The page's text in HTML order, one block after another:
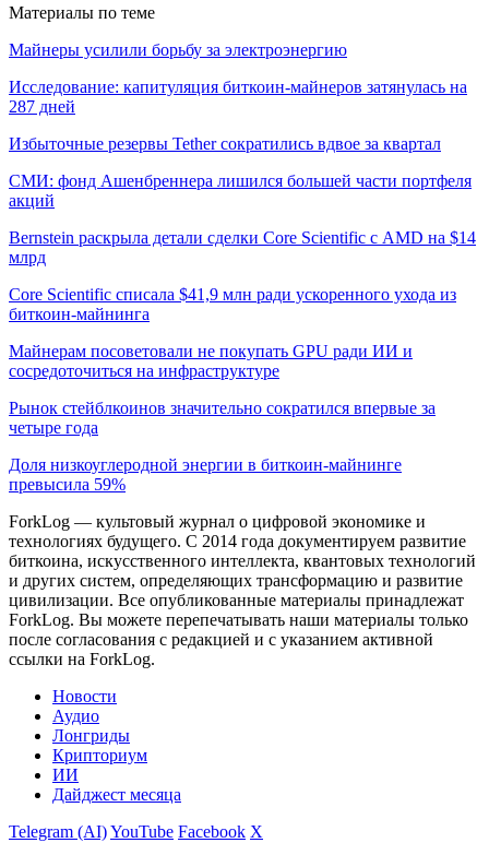
Материалы по теме
Майнеры усилили борьбу за электроэнергию
Исследование: капитуляция биткоин-майнеров затянулась на
287 дней
Избыточные резервы Tether сократились вдвое за квартал
СМИ: фонд Ашенбреннера лишился большей части портфеля
акций
Bernstein раскрыла детали сделки Core Scientific с AMD на $14
млрд
Core Scientific списала $41,9 млн ради ускоренного ухода из
биткоин-майнинга
Майнерам посоветовали не покупать GPU ради ИИ и
сосредоточиться на инфраструктуре
Рынок стейблкоинов значительно сократился впервые за
четыре года
Доля низкоуглеродной энергии в биткоин-майнинге
превысила 59%
ForkLog — культовый журнал о цифровой экономике и
технологиях будущего. С 2014 года документируем развитие
биткоина, искусственного интеллекта, квантовых технологий
и других систем, определяющих трансформацию и развитие
цивилизации. Все опубликованные материалы принадлежат
ForkLog. Вы можете перепечатывать наши материалы только
после согласования с редакцией и с указанием активной
ссылки на ForkLog.
Новости
Аудио
Лонгриды
Крипториум
ИИ
Дайджест месяца
Telegram (AI)YouTube Facebook X